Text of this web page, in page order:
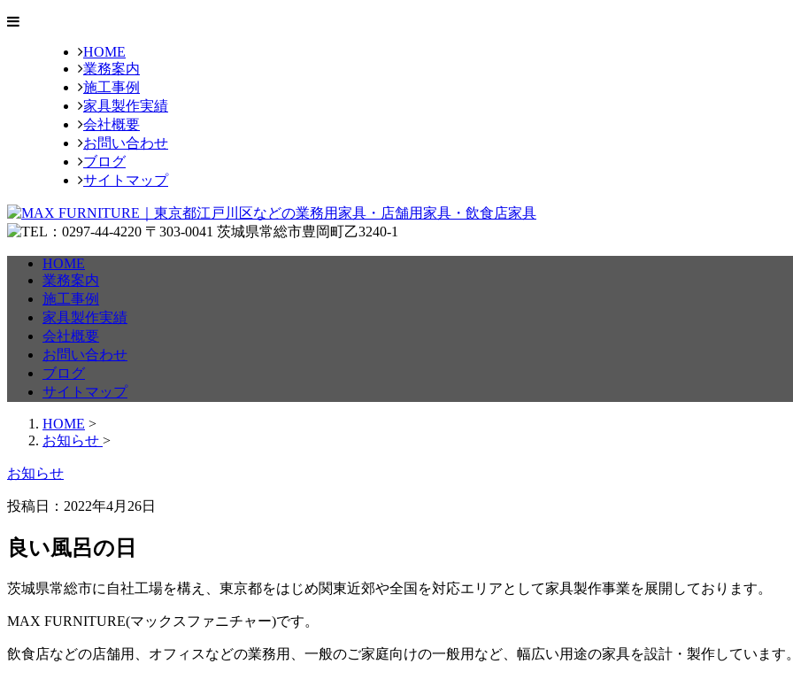
HOME
業務案内
施工事例
家具製作実績
会社概要
お問い合わせ
ブログ
サイトマップ
HOME
業務案内
施工事例
家具製作実績
会社概要
お問い合わせ
ブログ
サイトマップ
HOME >
お知らせ >
お知らせ
投稿日： 2022年4月26日
良い風呂の日
茨城県常総市に自社工場を構え、東京都をはじめ関東近郊や全国を対応エリアとして家具製作事業を展開しております。
MAX FURNITURE(マックスファニチャー)です。
飲食店などの店舗用、オフィスなどの業務用、一般のご家庭向けの一般用など、幅広い用途の家具を設計・製作しています